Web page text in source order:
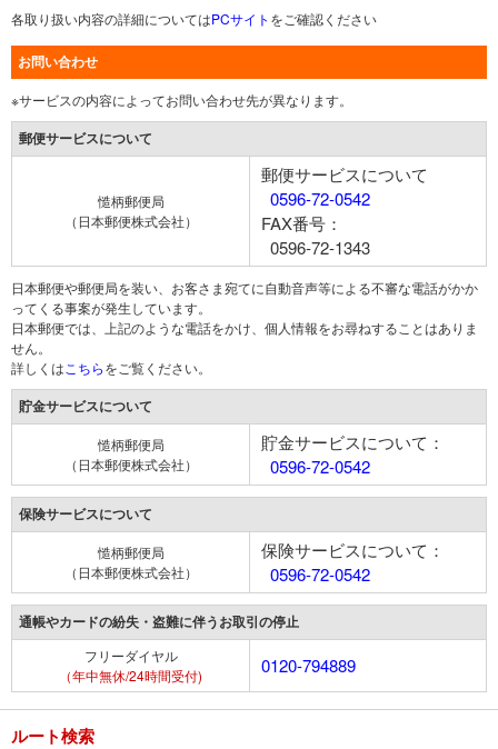
各取り扱い内容の詳細についてはPCサイト をご確認ください
お問い合わせ
※サービスの内容によってお問い合わせ先が異なります。
郵便サービスについて
慥柄郵便局
（日本郵便株式会社）
郵便サービスについて
0596-72-0542
FAX番号：
0596-72-1343
日本郵便や郵便局を装い、お客さま宛てに自動音声等による不審な電話がかか
ってくる事案が発生しています。
日本郵便では、上記のような電話をかけ、個人情報をお尋ねすることはありま
せん。
詳しくは こちらをご覧ください。
貯金サービスについて
慥柄郵便局
（日本郵便株式会社）
貯金サービスについて：
0596-72-0542
保険サービスについて
慥柄郵便局
（日本郵便株式会社）
保険サービスについて：
0596-72-0542
通帳やカードの紛失・盗難に伴うお取引の停止
フリーダイヤル
（年中無休/24時間受付)
0120-794889
ルート検索